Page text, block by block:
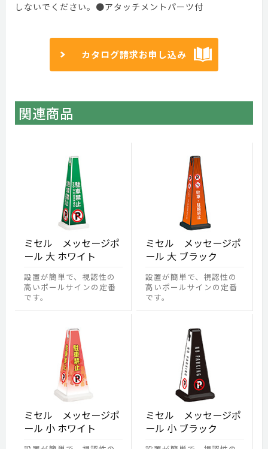
しないでください。●アタッチメントパーツ付
カタログ請求お申し込み
関連商品
ミセル メッセージポ
ール 大 ホワイト
設置が簡単で、視認性の
高いポールサインの定番
です。
ミセル メッセージポ
ール 大 ブラック
設置が簡単で、視認性の
高いポールサインの定番
です。
ミセル メッセージポ
ール 小 ホワイト
ミセル メッセージポ
ール 小 ブラック